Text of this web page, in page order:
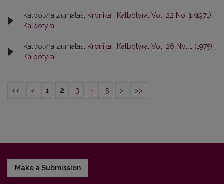
Kalbotyra Žurnalas, Kronika
Kalbotyra: Vol. 22 No. 1 (1971):
Kalbotyra
Kalbotyra Žurnalas, Kronika
Kalbotyra: Vol. 26 No. 1 (1975):
Kalbotyra
<< < 1 2 3 4 5 > >>
Make a Submission